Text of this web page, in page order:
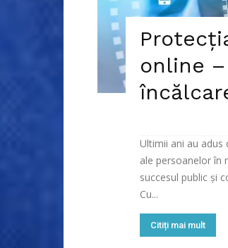
online
Ultimii ani au adus
ale persoanelor în
succesul public și
Cu...
Citiți mai mult